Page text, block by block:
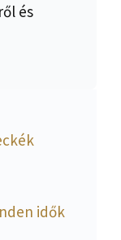
és
idők